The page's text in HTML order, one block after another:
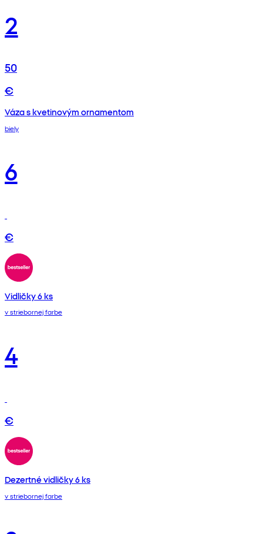
2
50
€
Váza s kvetinovým ornamentom
biely
6
€
Vidličky 6 ks
v striebornej farbe
4
€
Dezertné vidličky 6 ks
v striebornej farbe